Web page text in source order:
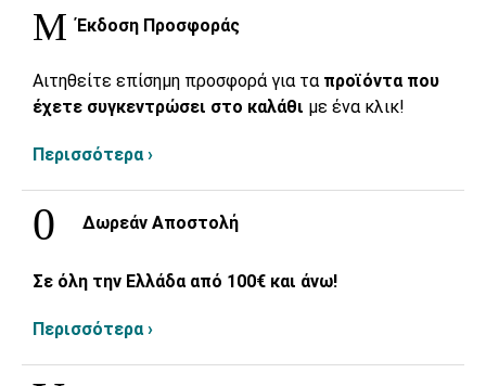
Έκδοση Προσφοράς
Αιτηθείτε επίσημη προσφορά για τα προϊόντα που
έχετε συγκεντρώσει στο καλάθι με ένα κλικ!
Περισσότερα ›
Δωρεάν Αποστολή
Σε όλη την Ελλάδα από 100€ και άνω!
Περισσότερα ›